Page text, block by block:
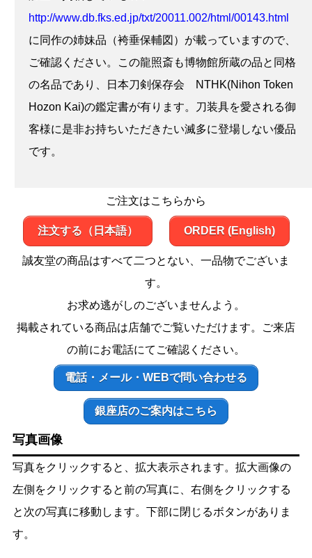
http://www.db.fks.ed.jp/txt/20011.002/html/00143.html
に同作の姉妹品（袴垂保輔図）が載っていますので、
ご確認ください。この龍照斎も博物館所蔵の品と同格
の名品であり、日本刀剣保存会 NTHK(Nihon Token
Hozon Kai)の鑑定書が有ります。刀装具を愛される御
客様に是非お持ちいただきたい滅多に登場しない優品
です。
ご注文はこちらから
注文する（日本語） ORDER (English)
誠友堂の商品はすべて二つとない、一品物でございま
す。
お求め逃がしのございませんよう。
掲載されている商品は店舗でご覧いただけます。ご来店
の前にお電話にてご確認ください。
電話・メール・WEBで問い合わせる
銀座店のご案内はこちら
写真画像
写真をクリックすると、拡大表示されます。拡大画像の
左側をクリックすると前の写真に、右側をクリックする
と次の写真に移動します。下部に閉じるボタンがありま
す。